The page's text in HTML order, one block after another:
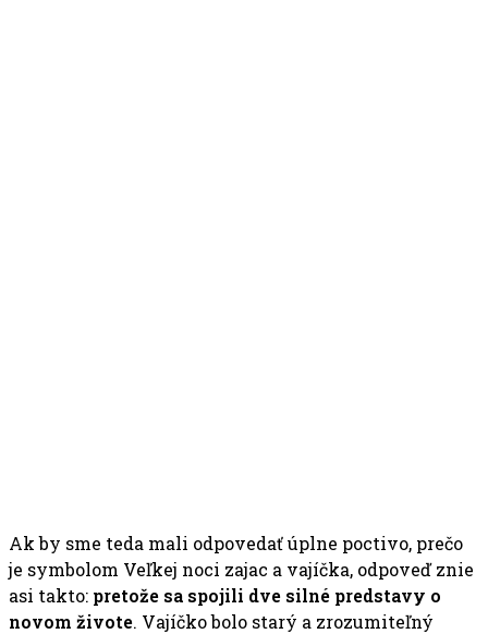
Ak by sme teda mali odpovedať úplne poctivo, prečo
je symbolom Veľkej noci zajac a vajíčka, odpoveď znie
asi takto: pretože sa spojili dve silné predstavy o
novom živote. Vajíčko bolo starý a zrozumiteľný